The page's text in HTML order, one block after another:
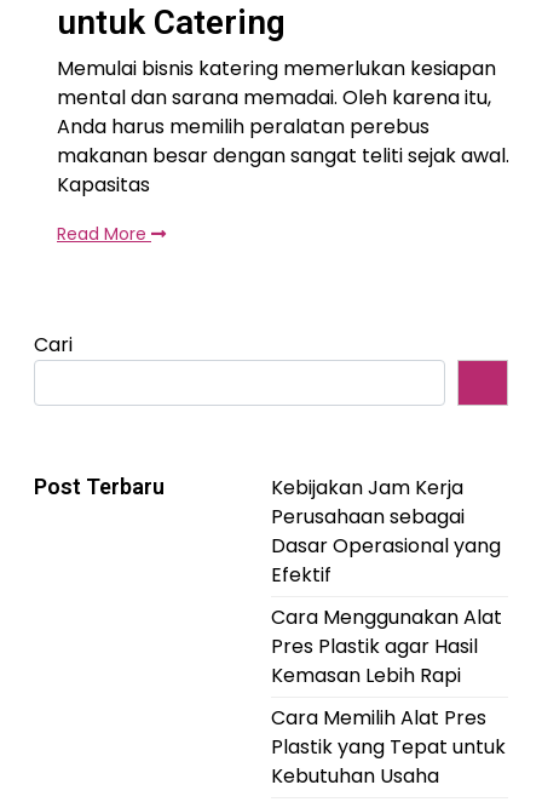
untuk Catering
Memulai bisnis katering memerlukan kesiapan
mental dan sarana memadai. Oleh karena itu,
Anda harus memilih peralatan perebus
makanan besar dengan sangat teliti sejak awal.
Kapasitas
Read More
Cari
Post Terbaru
Kebijakan Jam Kerja
Perusahaan sebagai
Dasar Operasional yang
Efektif
Cara Menggunakan Alat
Pres Plastik agar Hasil
Kemasan Lebih Rapi
Cara Memilih Alat Pres
Plastik yang Tepat untuk
Kebutuhan Usaha